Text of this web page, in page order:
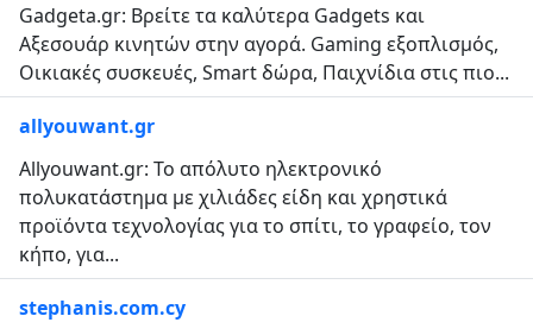
Gadgeta.gr: Βρείτε τα καλύτερα Gadgets και
Αξεσουάρ κινητών στην αγορά. Gaming εξοπλισμός,
Οικιακές συσκευές, Smart δώρα, Παιχνίδια στις πιο...
allyouwant.gr
Allyouwant.gr: Το απόλυτο ηλεκτρονικό
πολυκατάστημα με χιλιάδες είδη και χρηστικά
προϊόντα τεχνολογίας για το σπίτι, το γραφείο, τον
κήπο, για...
stephanis.com.cy